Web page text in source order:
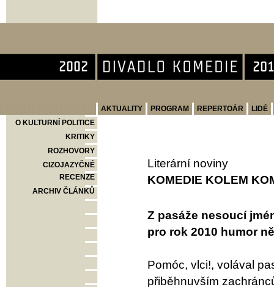
AKTUALITY PROGRAM REPERTOÁR
LIDÉ
O KULTURNÍ POLITICE
KRITIKY
ROZHOVORY
CIZOJAZYČNÉ
RECENZE
ARCHIV ČLÁNKŮ
Literární noviny
KOMEDIE KOLEM
Z pasáže nesoucí
pro rok 2010 humor
Pomóc, vlci!, volával
přiběhnuvším